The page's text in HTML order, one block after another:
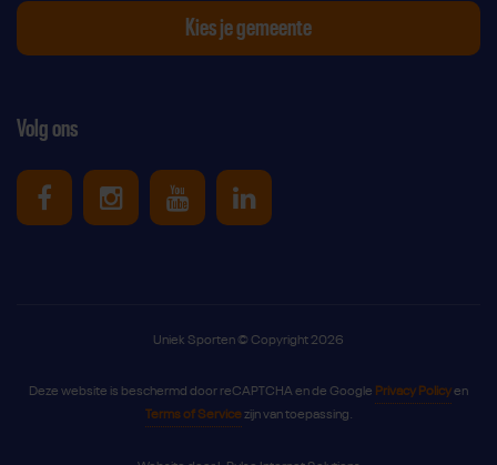
Volg ons
Uniek Sporten op Facebook
Uniek Sporten op Instagram
Uniek Sporten op Youtube
Uniek Sporten op
Kies je gemeente
Uniek Sporten © Copyright 2026
Deze website is beschermd door reCAPTCHA en de Google Privacy Policyen
Terms of Servicezijn van toepassing.